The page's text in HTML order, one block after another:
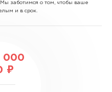
заботимся о том, чтобы ваше
и в срок.
000
₽